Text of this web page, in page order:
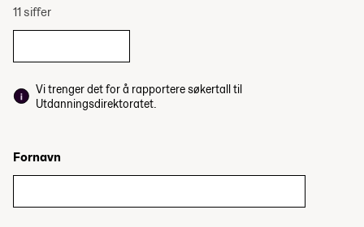
11 siffer
Vi trenger det for å rapportere søkertall til
Utdanningsdirektoratet.
Fornavn